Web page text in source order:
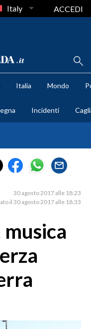
Italy ACCEDI
Italia Mondo
Incidenti
30 agosto 2017 alle 18:23
il 30 agosto 2017 alle 18:33